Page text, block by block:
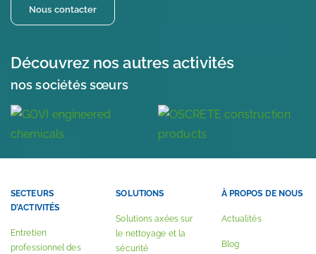
Nous contacter
Découvrez nos autres activités
nos sociétés sœurs
SECTEURS
D’ACTIVITÉS
Entretien
professionnel des
SOLUTIONS
Solutions axées sur
le nettoyage et la
sécurité
À PROPOS DE NOUS
Actualités
Blog